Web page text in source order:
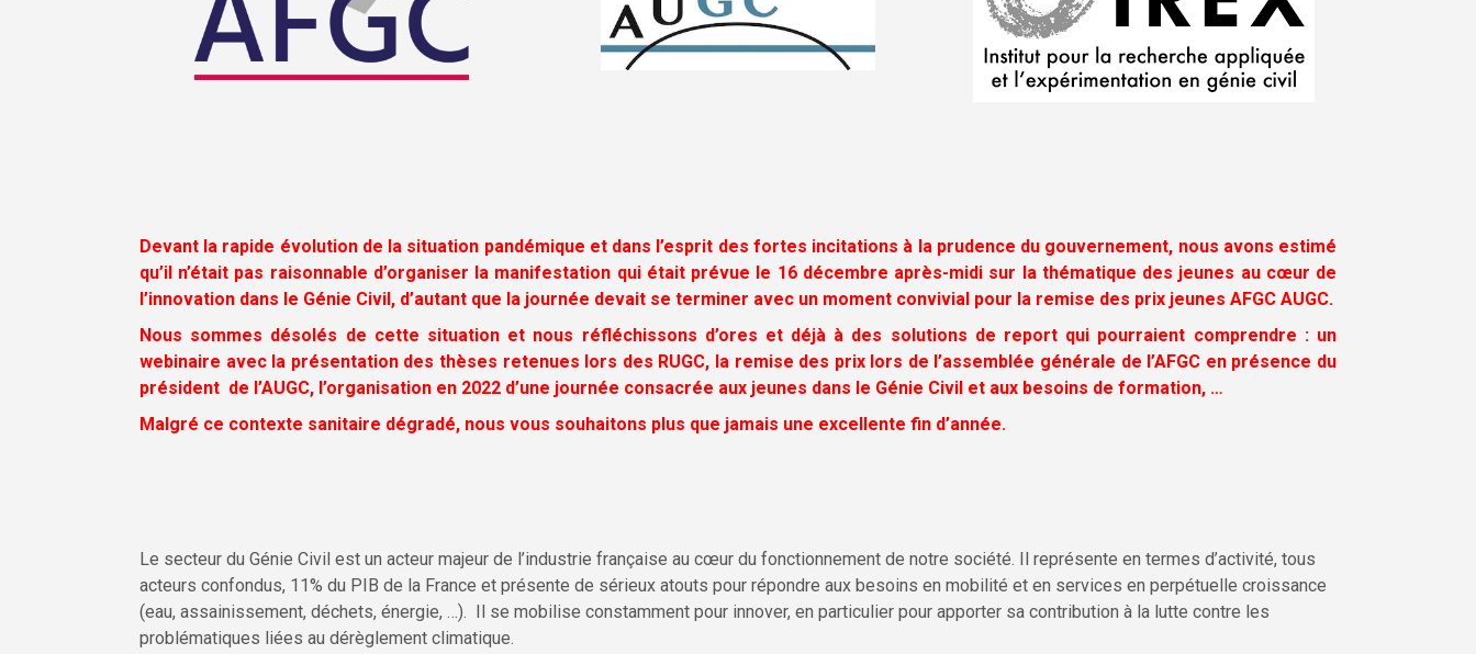
Devant la rapide évolution de la situation pandémique et dans l’esprit des fortes incitations à la prudence du gouvernement, nous avons estimé
qu’il n’était pas raisonnable d’organiser la manifestation qui était prévue le 16 décembre après-midi sur la thématique des jeunes au cœur de
l’innovation dans le Génie Civil, d’autant que la journée devait se terminer avec un moment convivial pour la remise des prix jeunes AFGC AUGC.
Nous sommes désolés de cette situation et nous réfléchissons d’ores et déjà à des solutions de report qui pourraient comprendre : un
webinaire avec la présentation des thèses retenues lors des RUGC, la remise des prix lors de l’assemblée générale de l’AFGC en présence du
président de l’AUGC, l’organisation en 2022 d’une journée consacrée aux jeunes dans le Génie Civil et aux besoins de formation, …
Malgré ce contexte sanitaire dégradé, nous vous souhaitons plus que jamais une excellente fin d’année.
Le secteur du Génie Civil est un acteur majeur de l’industrie française au cœur du fonctionnement de notre société. Il représente en termes d’activité, tous
acteurs confondus, 11% du PIB de la France et présente de sérieux atouts pour répondre aux besoins en mobilité et en services en perpétuelle croissance
(eau, assainissement, déchets, énergie, …). Il se mobilise constamment pour innover, en particulier pour apporter sa contribution à la lutte contre les
problématiques liées au dérèglement climatique.